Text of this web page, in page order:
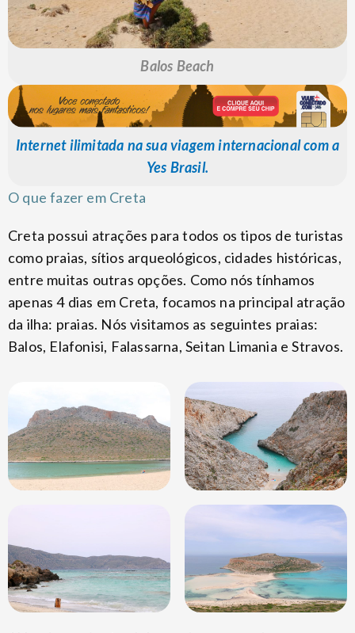
Balos Beach
Internet ilimitada na sua viagem internacional com a
Yes Brasil.
O que fazer em Creta
Creta possui atrações para todos os tipos de turistas
como praias, sítios arqueológicos, cidades históricas,
entre muitas outras opções. Como nós tínhamos
apenas 4 dias em Creta, focamos na principal atração
da ilha: praias. Nós visitamos as seguintes praias:
Balos, Elafonisi, Falassarna, Seitan Limania e Stravos.